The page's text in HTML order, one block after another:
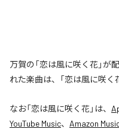
万賀の「恋は風に咲く花」
れた楽曲は、「恋は風に咲く
なお「恋は風に咲く花」は、
YouTube Music、 Amazon